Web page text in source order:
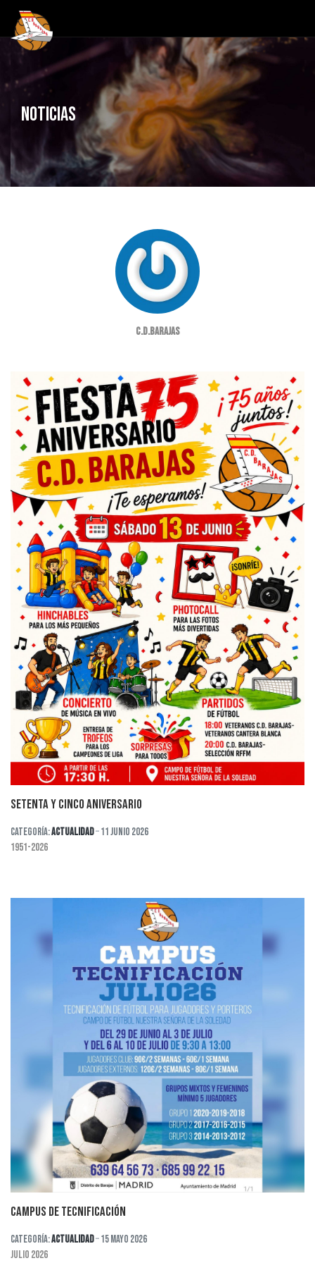
NOTICIAS
C.D.Barajas
SETENTA Y CINCO ANIVERSARIO
Categoría:Actualidad 11 Junio 2026
1951-2026
CAMPUS DE TECNIFICACIÓN
Categoría:Actualidad 15 Mayo 2026
JULIO 2026